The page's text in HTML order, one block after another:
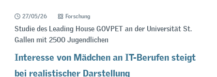
27/05/26 Forschung
Studie des Leading House GOVPET an der Universität St.
Gallen mit 2500 Jugendlichen
Interesse von Mädchen an IT-Berufen steigt
bei realistischer Darstellung